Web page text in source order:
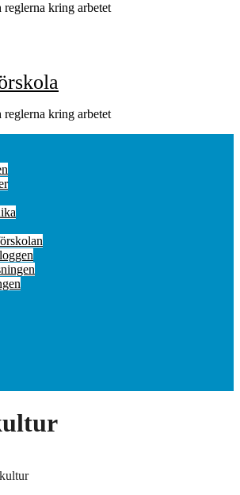
kring arbetet
kring arbetet